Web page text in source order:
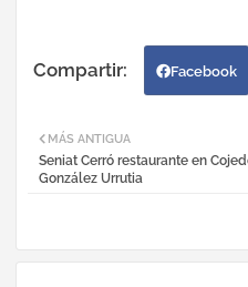
Facebook
MÁS ANTIGUA
Seniat Cerró restaurante en
González Urrutia